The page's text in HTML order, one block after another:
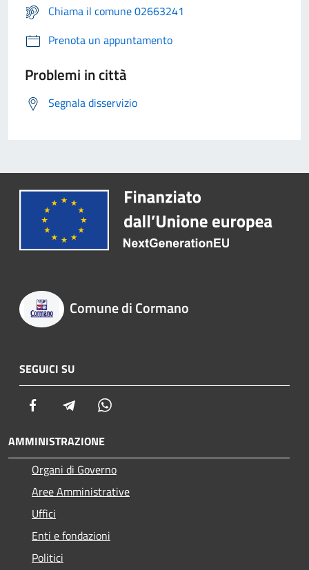
Chiama il comune 02663241
Prenota un appuntamento
Problemi in città
Segnala disservizio
Comune di Cormano
SEGUICI SU
Facebook Telegram
AMMINISTRAZIONE
Organi di Governo
Aree Amministrative
Uffici
Enti e fondazioni
Politici